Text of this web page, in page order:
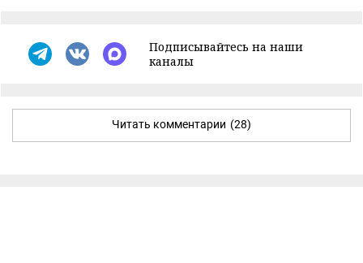
Подписывайтесь на наши
каналы
Читать комментарии (28)